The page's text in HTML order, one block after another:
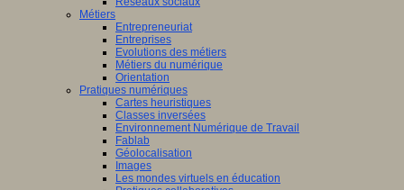
Métiers
Entrepreneuriat
Entreprises
Evolutions des métiers
Métiers du numérique
Orientation
Pratiques numériques
Cartes heuristiques
Classes inversées
Environnement Numérique de Travail
Fablab
Géolocalisation
Images
Les mondes virtuels en éducation